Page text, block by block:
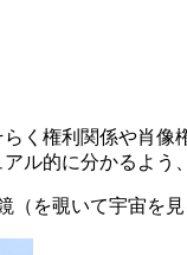
く権利関係や肖
的に分かるよ
を覗いて宇宙を